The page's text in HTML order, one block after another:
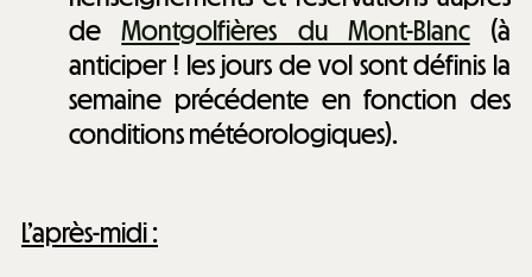
deMontgolfières du Mont-Blanc(à
anticiper ! les jours de vol sont définis la
semaine précédente en fonction des
conditions météorologiques).
L’après-midi :